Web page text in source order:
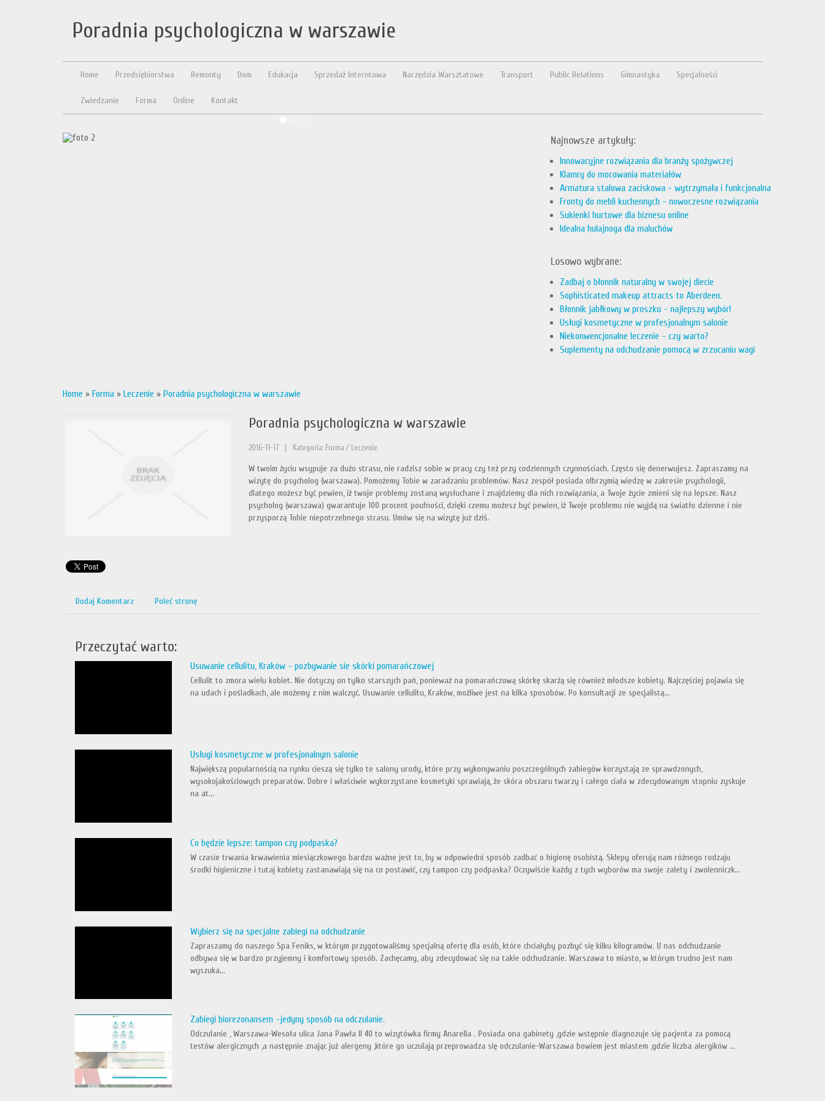
Poradnia psychologiczna w warszawie
Home Przedsiębiorstwa Remonty Dom Edukacja Sprzedaż Interntowa Narzędzia Warsztatowe Transport Public Relations Gimnastyka Specjalności
Zwiedzanie Forma Online Kontakt
Najnowsze artykuły:
Innowacyjne rozwiązania dla branży spożywczej
Klamry do mocowania materiałów
Armatura stalowa zaciskowa - wytrzymała i funkcjonalna
Fronty do mebli kuchennych - nowoczesne rozwiązania
Sukienki hurtowe dla biznesu online
Idealna hulajnoga dla maluchów
Losowo wybrane:
Zadbaj o błonnik naturalny w swojej diecie
Sophisticated makeup attracts to Aberdeen.
Błonnik jabłkowy w proszku - najlepszy wybór!
Usługi kosmetyczne w profesjonalnym salonie
Niekonwencjonalne leczenie - czy warto?
Suplementy na odchudzanie pomocą w zrzucaniu wagi
Home » Forma » Leczenie » Poradnia psychologiczna w warszawie
Poradnia psychologiczna w warszawie
2016-11-17 Kategoria: Forma / Leczenie
W twoim życiu wsypuje za dużo strasu, nie radzisz sobie w pracy czy też przy codziennych czynnościach. Często się denerwujesz. Zapraszamy na
wizytę do psycholog (warszawa). Pomożemy Tobie w zaradzaniu problemów. Nasz zespół posiada olbrzymią wiedzę w zakresie psychologii,
dlatego możesz być pewien, iż twoje problemy zostaną wysłuchane i znajdziemy dla nich rozwiązania, a Twoje życie zmieni się na lepsze. Nasz
psycholog (warszawa) gwarantuje 100 procent poufności, dzięki czemu możesz być pewien, iż Twoje problemu nie wyjdą na światło dzienne i nie
przysporzą Tobie niepotrzebnego strasu. Umów się na wizytę już dziś.
Dodaj Komentarz Poleć stronę
Przeczytać warto:
Usuwanie cellulitu, Kraków - pozbywanie sie skórki pomarańczowej
Cellulit to zmora wielu kobiet. Nie dotyczy on tylko starszych pań, ponieważ na pomarańczową skórkę skarżą się również młodsze kobiety. Najczęściej pojawia się
na udach i pośladkach, ale możemy z nim walczyć. Usuwanie cellulitu, Kraków, możliwe jest na kilka sposobów. Po konsultacji ze specjalistą...
Usługi kosmetyczne w profesjonalnym salonie
Największą popularnością na rynku cieszą się tylko te salony urody, które przy wykonywaniu poszczególnych zabiegów korzystają ze sprawdzonych,
wysokojakościowych preparatów. Dobre i właściwie wykorzystane kosmetyki sprawiają, że skóra obszaru twarzy i całego ciała w zdecydowanym stopniu zyskuje
na at...
Co będzie lepsze: tampon czy podpaska?
W czasie trwania krwawienia miesiączkowego bardzo ważne jest to, by w odpowiedni sposób zadbać o higienę osobistą. Sklepy oferują nam różnego rodzaju
środki higieniczne i tutaj kobiety zastanawiają się na co postawić, czy tampon czy podpaska? Oczywiście każdy z tych wyborów ma swoje zalety i zwolenniczk...
Wybierz się na specjalne zabiegi na odchudzanie
Zapraszamy do naszego Spa Feniks, w którym przygotowaliśmy specjalną ofertę dla osób, które chciałyby pozbyć się kilku kilogramów. U nas odchudzanie
odbywa się w bardzo przyjemny i komfortowy sposób. Zachęcamy, aby zdecydować się na takie odchudzanie. Warszawa to miasto, w którym trudno jest nam
wyszuka...
Zabiegi biorezonansem -jedyny sposób na odczulanie.
Odczulanie , Warszawa-Wesoła ulica Jana Pawła II 40 to wizytówka firmy Anarella . Posiada ona gabinety ,gdzie wstępnie diagnozuje się pacjenta za pomocą
testów alergicznych ,a następnie znając już alergeny ,które go uczulają przeprowadza się odczulanie-Warszawa bowiem jest miastem ,gdzie liczba alergików ...